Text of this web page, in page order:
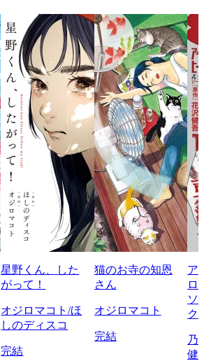
星野くん、した
がって！
オジロマコト/ほ
しのディスコ
完結
猫のお寺の知恩
さん
オジロマコト
完結
ア
ロ
ソ
ク
乃
健